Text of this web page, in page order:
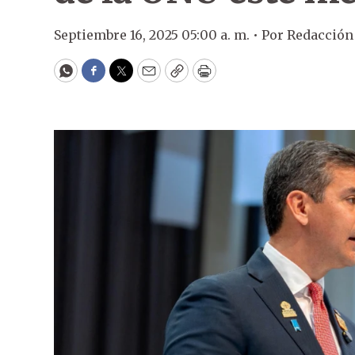
Septiembre 16, 2025 05:00 a. m. • Por
WhatsApp
Facebook
Twitter
EmailCopyPrint